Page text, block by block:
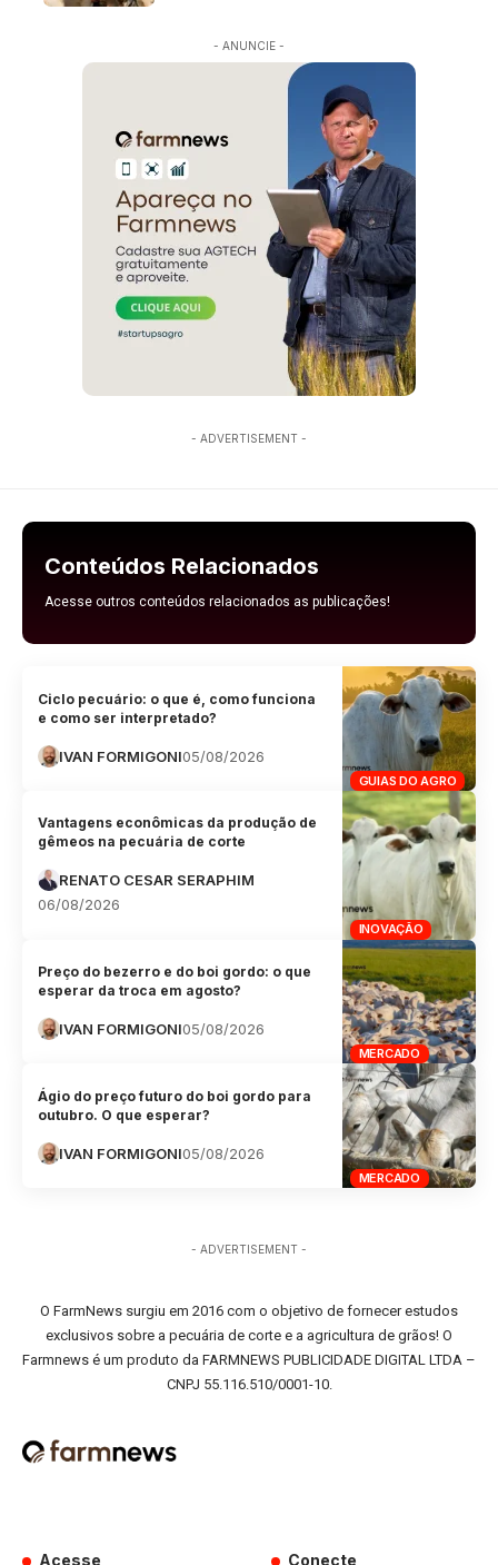
- ANUNCIE -
- ADVERTISEMENT -
Conteúdos Relacionados
Acesse outros conteúdos relacionados as publicações!
GUIAS DO AGRO
Ciclo pecuário: o que é, como funciona
e como ser interpretado?
IVAN FORMIGONI05/08/2026
INOVAÇÃO
Vantagens econômicas da produção de
gêmeos na pecuária de corte
RENATO CESAR SERAPHIM
06/08/2026
MERCADO
Preço do bezerro e do boi gordo: o que
esperar da troca em agosto?
IVAN FORMIGONI05/08/2026
MERCADO
Ágio do preço futuro do boi gordo para
outubro. O que esperar?
IVAN FORMIGONI05/08/2026
- ADVERTISEMENT -
O FarmNews surgiu em 2016 com o objetivo de fornecer estudos
exclusivos sobre a pecuária de corte e a agricultura de grãos! O
Farmnews é um produto da FARMNEWS PUBLICIDADE DIGITAL LTDA –
CNPJ 55.116.510/0001-10.
Acesse Conecte